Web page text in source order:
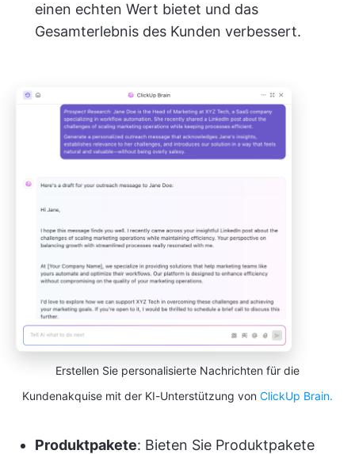
einen echten Wert bietet und das
Gesamterlebnis des Kunden verbessert.
Erstellen Sie personalisierte Nachrichten für die
Kundenakquise mit der KI-Unterstützung von ClickUp Brain.
Produktpakete: Bieten Sie Produktpakete